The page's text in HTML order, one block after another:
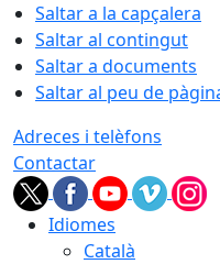
Saltar a la capçalera
Saltar al contingut
Saltar a documents
Saltar al peu de
Adreces i telèfons
Contactar
Idiomes
Català